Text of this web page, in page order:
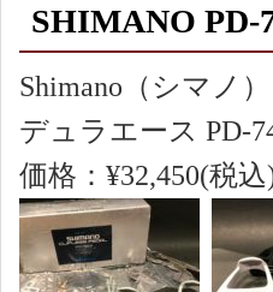
SHIMANO PD-
Shimano（シマノ）
デュラエース PD-
価格：¥32,450(税込